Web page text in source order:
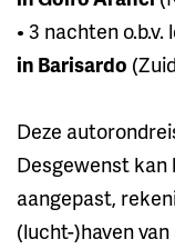
• 3 nachten
in Barisardo
Deze
Desgewenst
aangepast,
(lucht-)haven